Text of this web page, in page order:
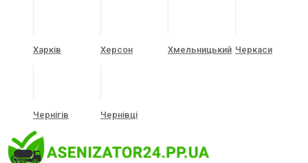
Харків Херсон Хмельницький Черкаси
Чернігів Чернівці